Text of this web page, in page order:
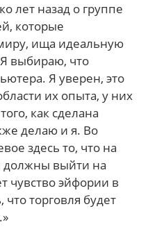
лет назад о группе
которые
ища идеальную
выбираю, что
Я уверен, это
их опыта, у них
как сделана
делаю и я. Во
здесь то, что на
должны выйти на
чувство эйфории в
торговля будет